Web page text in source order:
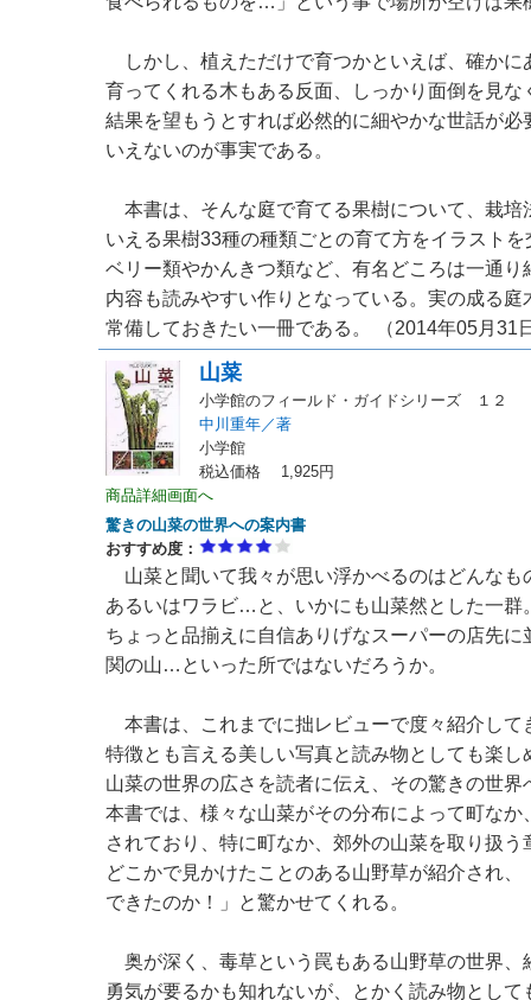
しかし、植えただけで育つかといえば、確かに
育ってくれる木もある反面、しっかり面倒を見
結果を望もうとすれば必然的に細やかな世話が
いえないのが事実である。
本書は、そんな庭で育てる果樹について、栽培
いえる果樹33種の種類ごとの育て方をイラスト
ベリー類やかんきつ類など、有名どころは一通
内容も読みやすい作りとなっている。実の成る
常備しておきたい一冊である。 （2014年05月31
山菜
小学館のフィールド・ガイドシリーズ １２
中川重年／著
小学館
税込価格 1,925円
商品詳細画面へ
驚きの山菜の世界への案内書
おすすめ度：
山菜と聞いて我々が思い浮かべるのはどんなも
あるいはワラビ…と、いかにも山菜然とした一群
ちょっと品揃えに自信ありげなスーパーの店先
関の山…といった所ではないだろうか。
本書は、これまでに拙レビューで度々紹介して
特徴とも言える美しい写真と読み物としても楽
山菜の世界の広さを読者に伝え、その驚きの世
本書では、様々な山菜がその分布によって町な
されており、特に町なか、郊外の山菜を取り扱
どこかで見かけたことのある山野草が紹介され
できたのか！」と驚かせてくれる。
奥が深く、毒草という罠もある山野草の世界、
勇気が要るかも知れないが、とかく読み物とし